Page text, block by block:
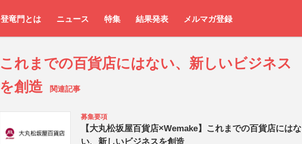
登竜門とは ニュース 特集 結果発表 メルマガ登録
これまでの百貨店にはない、新しいビジネス
を創造
関連記事
募集要項
【大丸松坂屋百貨店×Wemake】これまでの百貨店にはな
い、新しいビジネスを創造